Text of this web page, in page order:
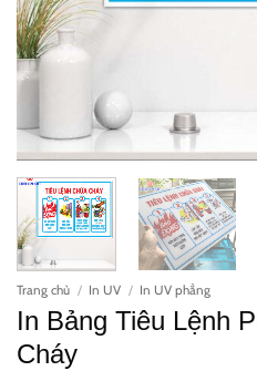
Trang chủ / In UV / In UV phẳng
In Bảng Tiêu Lệnh
Cháy